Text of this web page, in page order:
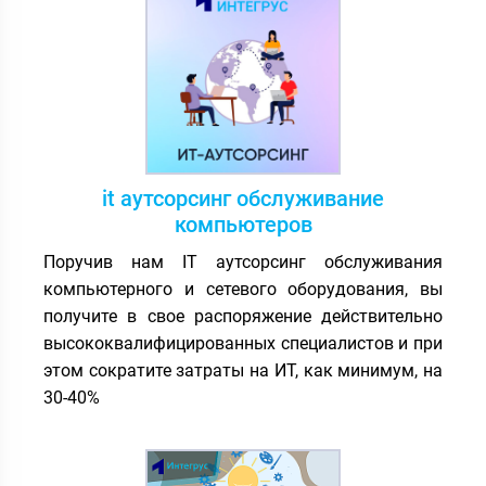
ЭТП ГПБ, “Электронный
бюджет” Казначейства,“Фабрикант”
и других.
Система «Клиент-банк». Программный
«Клиент-Банк» («Банк-Клиент») дает
возможность дистанционно совершать
банковские операции и безопасно
обмениваться информацией с кредитно-
финансовой организацией. В услуги системного
администратора Integrus входит комплексная
подготовка системы: от переговоров с банком
до установки ПО и интеграции с 1С. Возможна
техническая поддержка и обучение бухгалтера
работе с банк-клиентом.
. Предприятие, оказывающее услуги
торговли, не может обходиться без
it аутсорсинг обслуживание
компьютеров
Поручив нам IT аутсорсинг обслуживания
компьютерного и сетевого оборудования, вы
получите в свое распоряжение действительно
высококвалифицированных специалистов и при
этом сократите затраты на ИТ, как минимум, на
30-40%